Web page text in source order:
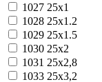
1027 25х1
1028 25х1.2
1029 25х1.5
1030 25х2
1031 25х2,8
1033 25х3,2